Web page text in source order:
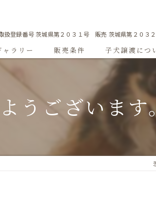
扱登録番号 茨城県第２０３１号 販売 茨城県第２０
ャラリー
Sweetgallery
紹介
販売条件 子犬譲渡につ
うございます